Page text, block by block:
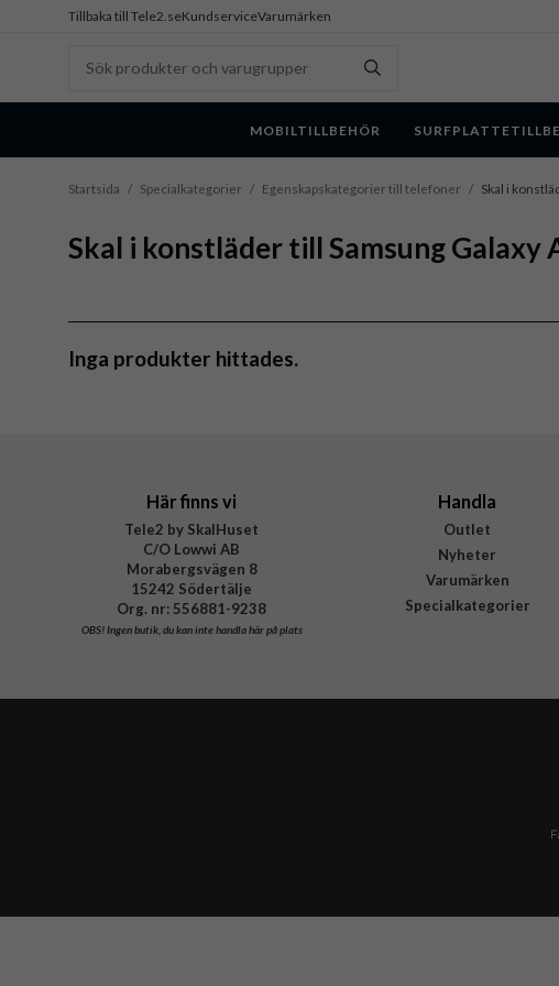
Tillbaka till Tele2.seKundserviceVarumärken
MOBILTILLBEHÖR
Startsida / Specialkategorier / Egenskapskategorier till telefoner / Skal i
Skal i konstläder till Samsung Galaxy
Inga produkter hittades.
Här finns vi
Tele2 by SkalHuset
C/O Lowwi AB
Morabergsvägen 8
15242 Södertälje
Org. nr: 556881-9238
OBS!Ingen butik, du kan inte handla här på plats
Handla
Outlet
Nyheter
Varumärken
Specialkategorier